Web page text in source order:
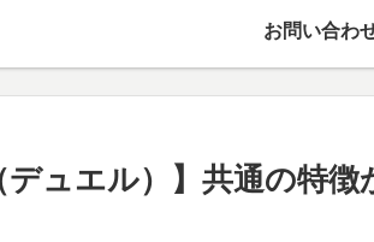
お問い合わ
デュエル）】共通の特徴